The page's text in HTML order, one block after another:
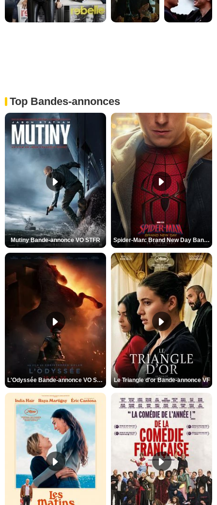
Top Bandes-annonces
Mutiny Bande-annonce VO STFR Spider-Man: Brand New Day Bande-annonce VO STFR
L'Odyssée Bande-annonce VO STFR Le Triangle d'or Bande-annonce VF